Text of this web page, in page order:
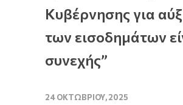
Κυβέρνησης για
των εισοδημάτων
συνεχής”
24 ΟΚΤΩΒΡΊΟΥ, 2025